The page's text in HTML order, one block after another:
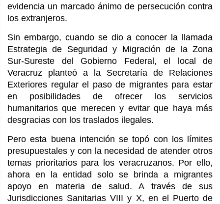
evidencia un marcado ánimo de persecución contra
los extranjeros.
Sin embargo, cuando se dio a conocer la llamada
Estrategia de Seguridad y Migración de la Zona
Sur-Sureste del Gobierno Federal, el local de
Veracruz planteó a la Secretaría de Relaciones
Exteriores regular el paso de migrantes para estar
en posibilidades de ofrecer los servicios
humanitarios que merecen y evitar que haya más
desgracias con los traslados ilegales.
Pero esta buena intención se topó con los límites
presupuestales y con la necesidad de atender otros
temas prioritarios para los veracruzanos. Por ello,
ahora en la entidad solo se brinda a migrantes
apoyo en materia de salud. A través de sus
Jurisdicciones Sanitarias VIII y X, en el Puerto de